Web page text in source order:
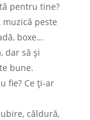
pentru tine?
peste
boxe…
dar să și
bune.
fie? Ce ți-ar
căldură,